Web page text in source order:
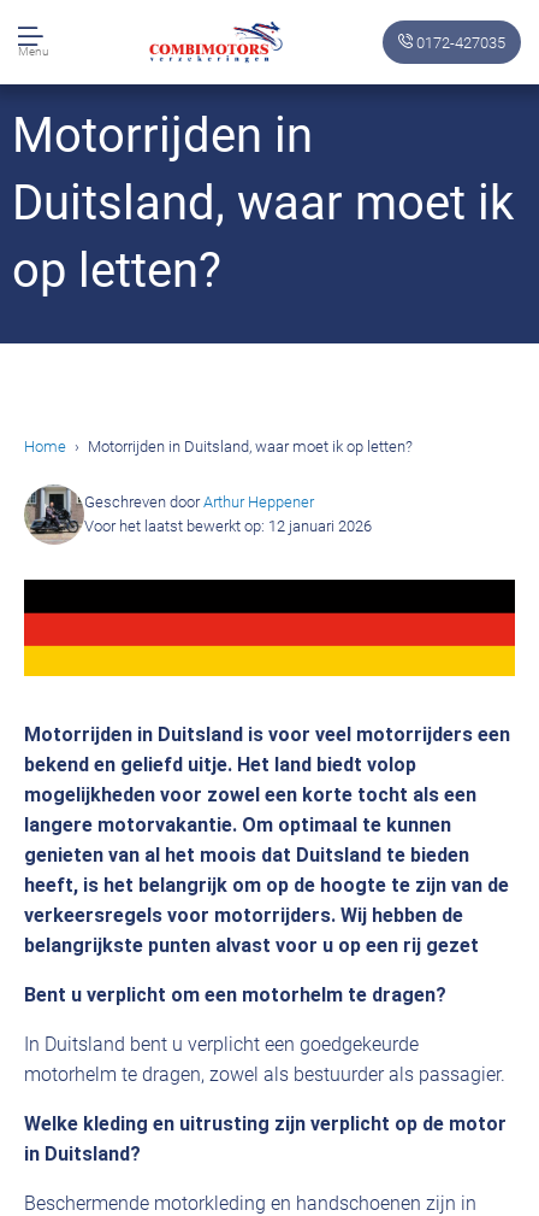
Menu 0172-427035
Motorrijden in
Duitsland, waar moet ik
op letten?
Home Motorrijden in Duitsland, waar moet ik op letten?
Geschreven doorArthur Heppener
Voor het laatst bewerkt op: 12 januari 2026
Motorrijden in Duitsland is voor veel motorrijders een
bekend en geliefd uitje. Het land biedt volop
mogelijkheden voor zowel een korte tocht als een
langere motorvakantie. Om optimaal te kunnen
genieten van al het moois dat Duitsland te bieden
heeft, is het belangrijk om op de hoogte te zijn van de
verkeersregels voor motorrijders. Wij hebben de
belangrijkste punten alvast voor u op een rij gezet
Bent u verplicht om een motorhelm te dragen?
In Duitsland bent u verplicht een goedgekeurde
motorhelm te dragen, zowel als bestuurder als passagier.
Welke kleding en uitrusting zijn verplicht op de motor
in Duitsland?
Beschermende motorkleding en handschoenen zijn in